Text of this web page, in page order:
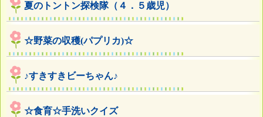
夏のトントン探検隊（４．５歳児）
☆野菜の収穫(パプリカ)☆
♪すきすきビーちゃん♪
☆食育☆手洗いクイズ